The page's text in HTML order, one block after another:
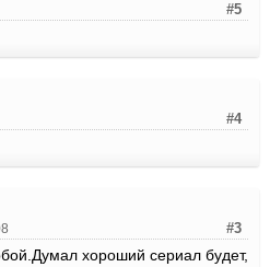
#5
#4
#3
хороший сериал будет,